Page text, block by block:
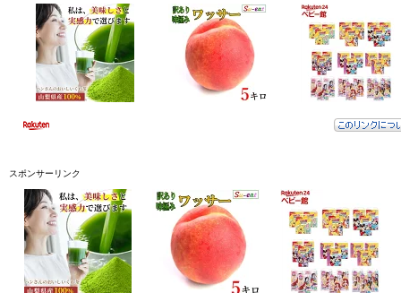
スポンサーリンク